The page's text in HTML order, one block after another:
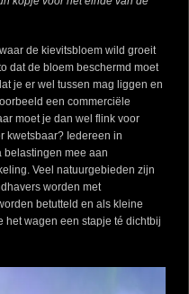
de kievitsbloem wild groeit
dat de bloem beschermd moet
je er wel tussen mag liggen en
een commerciële
moet je dan wel flink voor
kwetsbaar? Iedereen in
belastingen mee aan
Veel natuurgebieden zijn
worden met
betutteld en als kleine
het wagen een stapje té dichtbij